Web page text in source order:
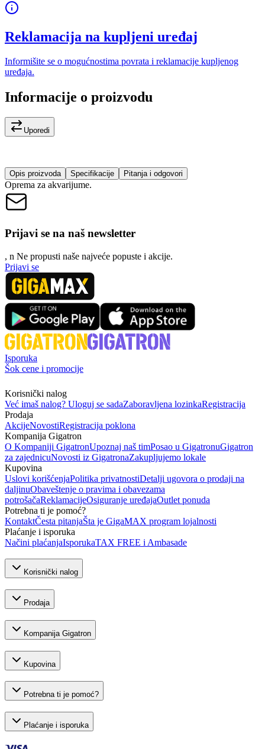
Reklamacija na kupljeni uređaj
Informišite se o mogućnostima povrata i reklamacije kupljenog
uređaja.
Informacije o proizvodu
Uporedi
Opis proizvoda Specifikacije Pitanja i odgovori
Oprema za akvarijume.
Prijavi se na naš newsletter
, n Ne propusti naše najveće popuste i akcije.
Prijavi se
Isporuka
Šok cene i promocije
Korisnički nalog
Već imaš nalog? Uloguj se sadaZaboravljena lozinkaRegistracija
Prodaja
AkcijeNovostiRegistracija poklona
Kompanija Gigatron
O Kompaniji GigatronUpoznaj naš timPosao u GigatronuGigatron
za zajednicuNovosti iz GigatronaZakupljujemo lokale
Kupovina
Uslovi korišćenjaPolitika privatnostiDetalji ugovora o prodaji na
daljinuObaveštenje o pravima i obavezama
potrošačaReklamacijeOsiguranje uređajaOutlet ponuda
Potrebna ti je pomoć?
KontaktČesta pitanjaŠta je GigaMAX program lojalnosti
Plaćanje i isporuka
Načini plaćanjaIsporukaTAX FREE i Ambasade
Korisnički nalog
Prodaja
Kompanija Gigatron
Kupovina
Potrebna ti je pomoć?
Plaćanje i isporuka